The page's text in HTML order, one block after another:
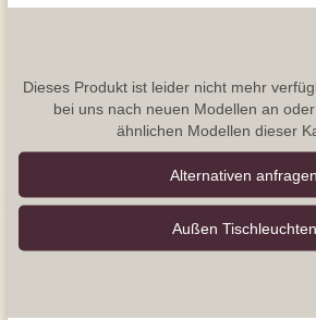
Dieses Produkt ist leider nicht mehr
bei uns nach neuen Modellen an
ähnlichen Modellen dieser
Alternativen anfragen
Außen Tischleuchten